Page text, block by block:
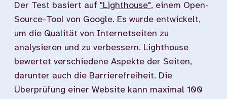
Der Test basiert auf "Lighthouse", einem Open-
Source-Tool von Google. Es wurde entwickelt,
um die Qualität von Internetseiten zu
analysieren und zu verbessern. Lighthouse
bewertet verschiedene Aspekte der Seiten,
darunter auch die Barrierefreiheit. Die
Überprüfung einer Website kann maximal 100